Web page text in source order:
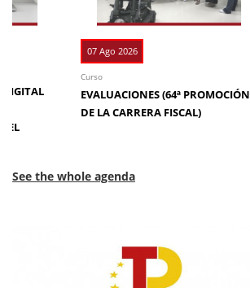
DIGITAL
EL
07 Ago 2026
Curso
EVALUACIONES (64ª PROMOCIÓN
DE LA CARRERA FISCAL)
See the whole agenda